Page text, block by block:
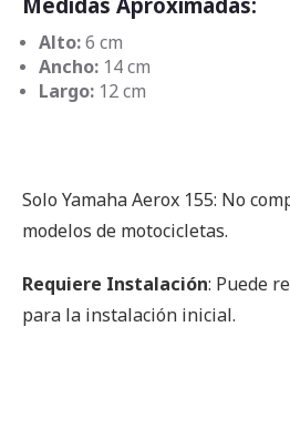
Alto:6 cm
Ancho: 14 cm
Largo: 12 cm
Solo Yamaha Aerox 155: No
modelos de motocicletas.
Requiere Instalación: Puede
para la instalación inicial.